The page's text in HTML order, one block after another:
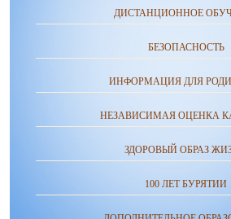
ДИСТАНЦИОННОЕ
БЕЗОПАСНОСТЬ
ИНФОРМАЦИЯ ДЛЯ
НЕЗАВИСИМАЯ ОЦЕНКА
ЗДОРОВЫЙ ОБРАЗ
100 ЛЕТ БУРЯТИИ